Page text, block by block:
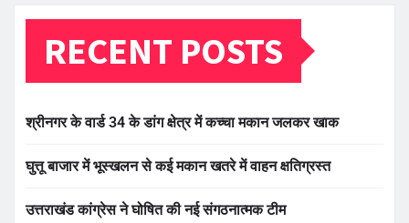
RECENT POSTS
श्रीनगर के वार्ड 34 के डांग क्षेत्र में कच्चा मकान जलकर खाक
घुत्तू बाजार में भूस्खलन से कई मकान खतरे में वाहन क्षतिग्रस्त
उत्तराखंड कांग्रेस ने घोषित की नई संगठनात्मक टीम